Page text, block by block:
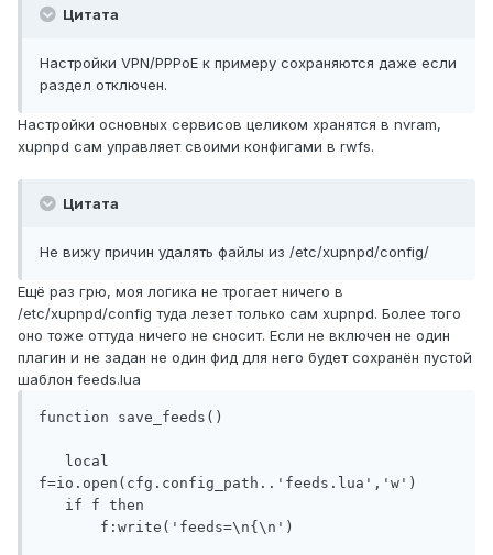
Цитата
Настройки VPN/PPPoE к примеру сохраняются даже если
раздел отключен.
Настройки основных сервисов целиком хранятся в nvram,
xupnpd сам управляет своими конфигами в rwfs.
Цитата
Не вижу причин удалять файлы из /etc/xupnpd/config/
Ещё раз грю, моя логика не трогает ничего в
/etc/xupnpd/config туда лезет только сам xupnpd. Более того
оно тоже оттуда ничего не сносит. Если не включен не один
плагин и не задан не один фид для него будет сохранён пустой
шаблон feeds.lua
function save_feeds()
f=io.open(cfg.config_path..'feeds.lua','w')